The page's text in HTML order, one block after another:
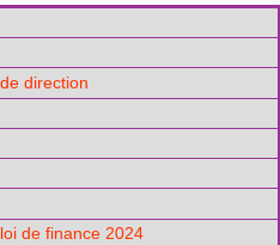
direction
de finance 2024